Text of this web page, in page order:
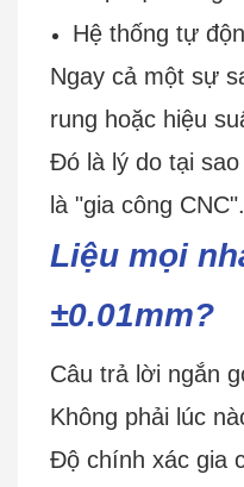
Hệ thống tự
Ngay cả một sự
rung hoặc hiệu
Đó là lý do tại
là "gia công CNC".
Liệu mọi
±0.01mm?
Câu trả lời ngắn
Không phải lúc
Độ chính xác gia